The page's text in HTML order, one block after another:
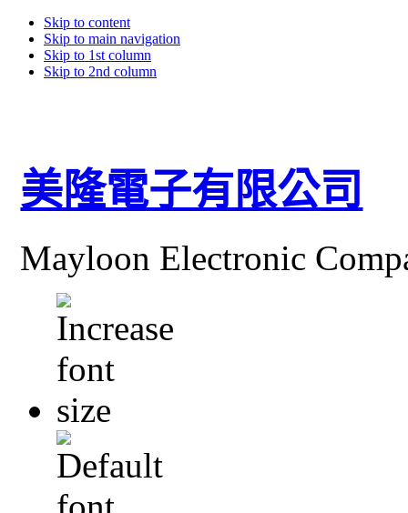
Skip to content
Skip to main navigation
Skip to 1st column
Skip to 2nd column
美隆電子有限公司
Mayloon Electronic